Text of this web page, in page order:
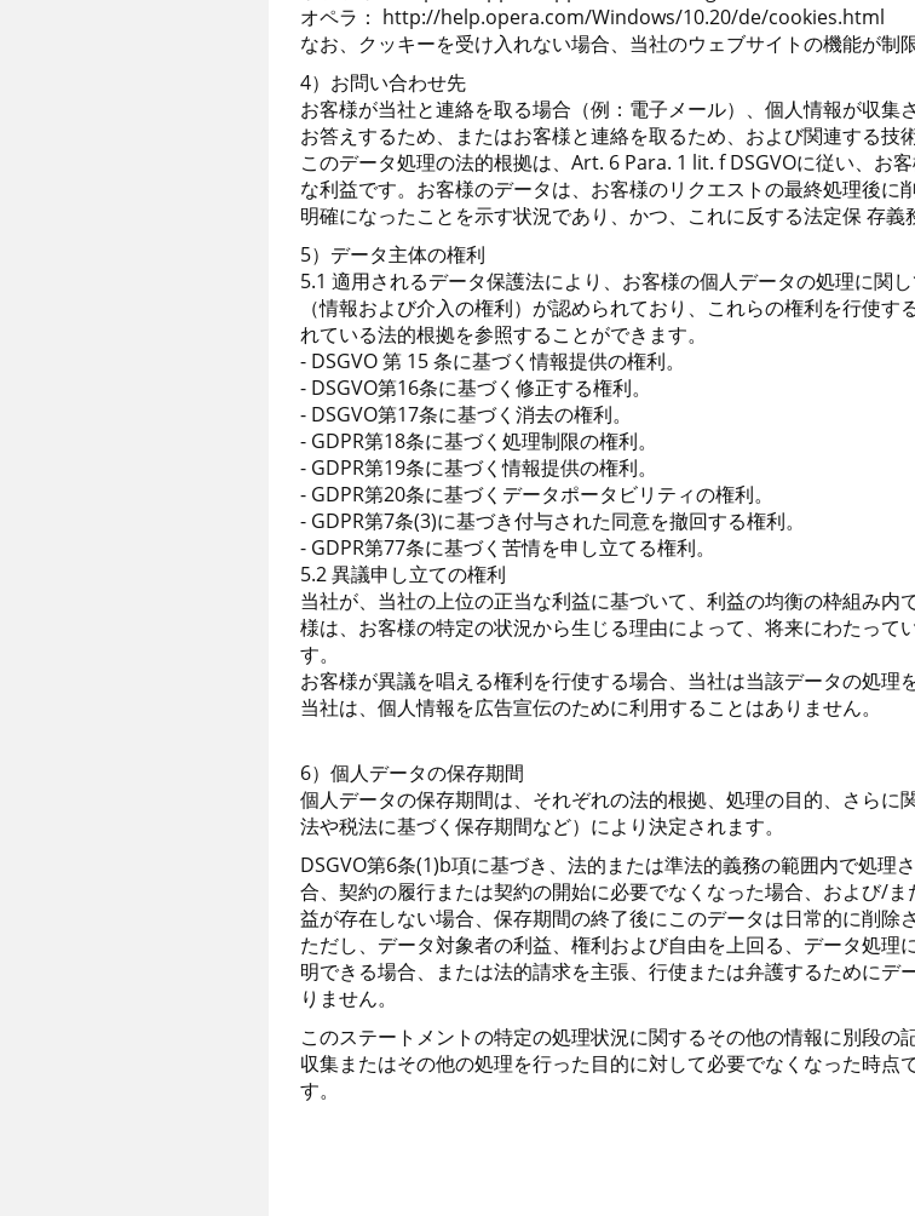
オペラ： http://help.opera.com/Windows/10.20/de/cookies.html
なお、クッキーを受け入れない場合、当社のウェブサイトの機能が制
4）お問い合わせ先
お客様が当社と連絡を取る場合（例：電子メール）、個人情報が収集
お答えするため、またはお客様と連絡を取るため、および関連する技
このデータ処理の法的根拠は、Art. 6 Para. 1 lit. f DSGVOに従い、お
な利益です。お客様のデータは、お客様のリクエストの最終処理後に
明確になったことを示す状況であり、かつ、これに反する法定保 存義
5）データ主体の権利
5.1 適用されるデータ保護法により、お客様の個人データの処理に関
（情報および介入の権利）が認められており、これらの権利を行使
れている法的根拠を参照することができます。
- DSGVO 第 15 条に基づく情報提供の権利。
- DSGVO第16条に基づく修正する権利。
- DSGVO第17条に基づく消去の権利。
- GDPR第18条に基づく処理制限の権利。
- GDPR第19条に基づく情報提供の権利。
- GDPR第20条に基づくデータポータビリティの権利。
- GDPR第7条(3)に基づき付与された同意を撤回する権利。
- GDPR第77条に基づく苦情を申し立てる権利。
5.2 異議申し立ての権利
当社が、当社の上位の正当な利益に基づいて、利益の均衡の枠組み内
様は、お客様の特定の状況から生じる理由によって、将来にわたって
す。
お客様が異議を唱える権利を行使する場合、当社は当該データの処理
当社は、個人情報を広告宣伝のために利用することはありません。
6）個人データの保存期間
個人データの保存期間は、それぞれの法的根拠、処理の目的、さらに
法や税法に基づく保存期間など）により決定されます。
DSGVO第6条(1)b項に基づき、法的または準法的義務の範囲内で処理
合、契約の履行または契約の開始に必要でなくなった場合、および/
益が存在しない場合、保存期間の終了後にこのデータは日常的に削除
ただし、データ対象者の利益、権利および自由を上回る、データ処理
明できる場合、または法的請求を主張、行使または弁護するためにデ
りません。
このステートメントの特定の処理状況に関するその他の情報に別段の
収集またはその他の処理を行った目的に対して必要でなくなった時点
す。